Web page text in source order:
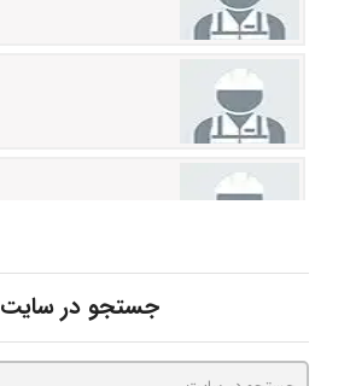
جستجو در سایت